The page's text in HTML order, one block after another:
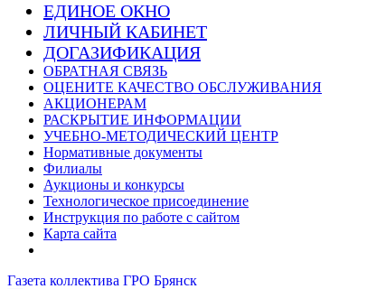
ЕДИНОЕ ОКНО
ЛИЧНЫЙ КАБИНЕТ
ДОГАЗИФИКАЦИЯ
ОБРАТНАЯ СВЯЗЬ
ОЦЕНИТЕ КАЧЕСТВО ОБСЛУЖИВАНИЯ
АКЦИОНЕРАМ
РАСКРЫТИЕ ИНФОРМАЦИИ
УЧЕБНО-МЕТОДИЧЕСКИЙ ЦЕНТР
Нормативные документы
Филиалы
Аукционы и конкурсы
Технологическое присоединение
Инструкция по работе с сайтом
Карта сайта
Газета коллектива ГРО Брянск